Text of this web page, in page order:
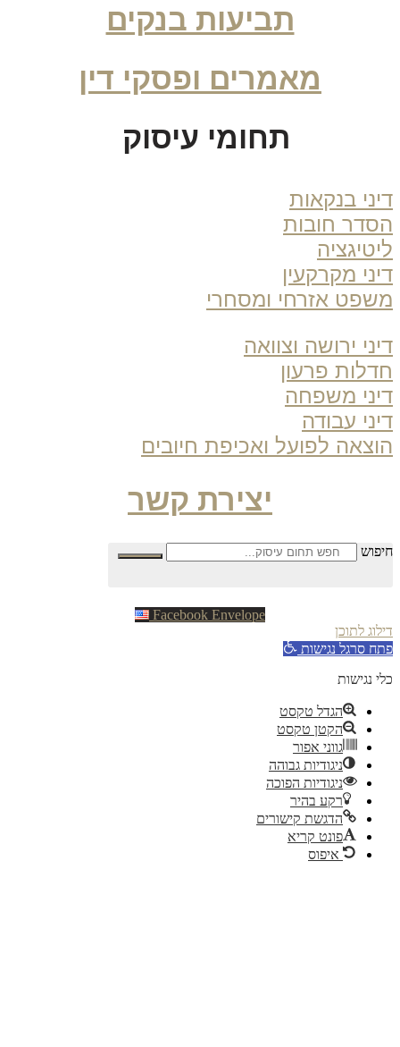
תביעות בנקים
מאמרים ופסקי דין
תחומי עיסוק
בנקאות
חובות
מקרקעין
אזרחי ומסחרי
ירושה וצוואה
פרעון
משפחה
עבודה
לפועל ואכיפת חיובים
יצירת קשר
Facebook Envelope
לתוכן
סרגל נגישות
נגישות
הגדל טקסט
הקטן טקסט
גווני אפור
ניגודיות גבוהה
ניגודיות הפוכה
רקע בהיר
הדגשת קישורים
פונט קריא
איפוס